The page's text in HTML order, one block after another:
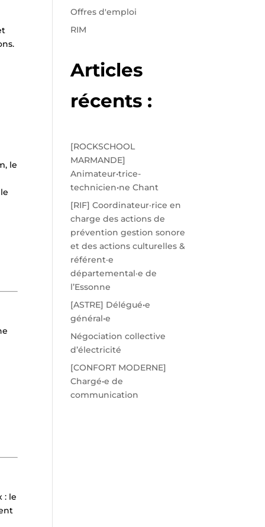
le
: le
Offres d'emploi
RIM
Articles
récents :
[ROCKSCHOOL
MARMANDE]
Animateur•trice-
technicien•ne Chant
[RIF] Coordinateur·rice en
charge des actions de
prévention gestion sonore
et des actions culturelles &
référent·e
départemental·e de
l’Essonne
[ASTRE] Délégué•e
général•e
Négociation collective
d’électricité
[CONFORT MODERNE]
Chargé•e de
communication